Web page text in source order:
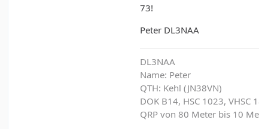
73!
Peter DL3NAA
DL3NAA
Name: Peter
QTH: Kehl (JN38VN)
DOK B14, HSC 1023, VHSC
QRP von 80 Meter bis 10